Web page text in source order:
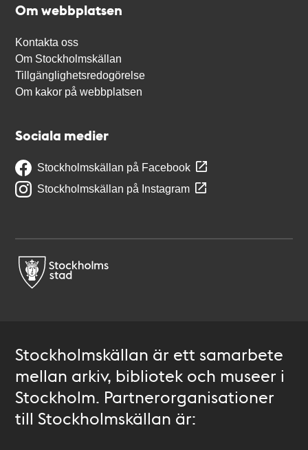
Om webbplatsen
Kontakta oss
Om Stockholmskällan
Tillgänglighetsredogörelse
Om kakor på webbplatsen
Sociala medier
Stockholmskällan på Facebook
Stockholmskällan på Instagram
Stockholmskällan är ett samarbete
mellan arkiv, bibliotek och museer i
Stockholm. Partnerorganisationer
till Stockholmskällan är: